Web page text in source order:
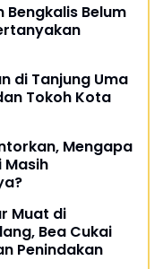
Bengkalis Belum
di Tanjung Uma
Tokoh Kota
Mengapa
Masih
Muat di
Bea Cukai
Penindakan